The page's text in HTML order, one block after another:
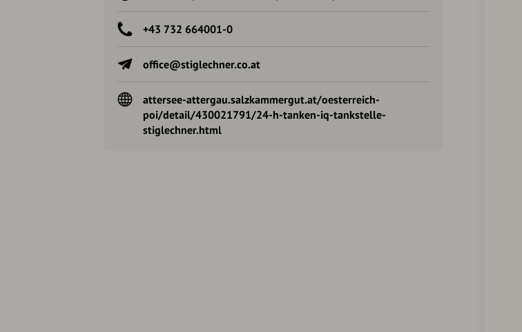
+43 732 664001-0
office@stiglechner.co.at
attersee-attergau.salzkammergut.at/oesterreich-
poi/detail/430021791/24-h-tanken-iq-tankstelle-
stiglechner.html